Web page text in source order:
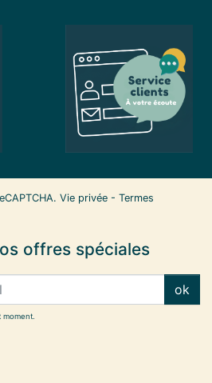
Vie privée - Termes
offres spéciales
ok